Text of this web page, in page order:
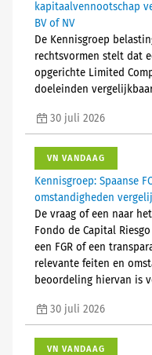
kapitaalvennootschap
BV of NV
De Kennisgroep
rechtsvormen stelt dat
opgerichte Limited
doeleinden
30 juli 2026
VN VANDAAG
Kennisgroep: Spaanse
omstandigheden
De vraag of een naar
Fondo de Capital
een FGR of een
relevante feiten en
beoordeling hiervan is
30 juli 2026
VN VANDAAG